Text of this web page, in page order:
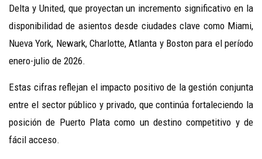
Delta y United, que proyectan un incremento significativo en la
disponibilidad de asientos desde ciudades clave como Miami,
Nueva York, Newark, Charlotte, Atlanta y Boston para el período
enero-julio de 2026.
Estas cifras reflejan el impacto positivo de la gestión conjunta
entre el sector público y privado, que continúa fortaleciendo la
posición de Puerto Plata como un destino competitivo y de
fácil acceso.